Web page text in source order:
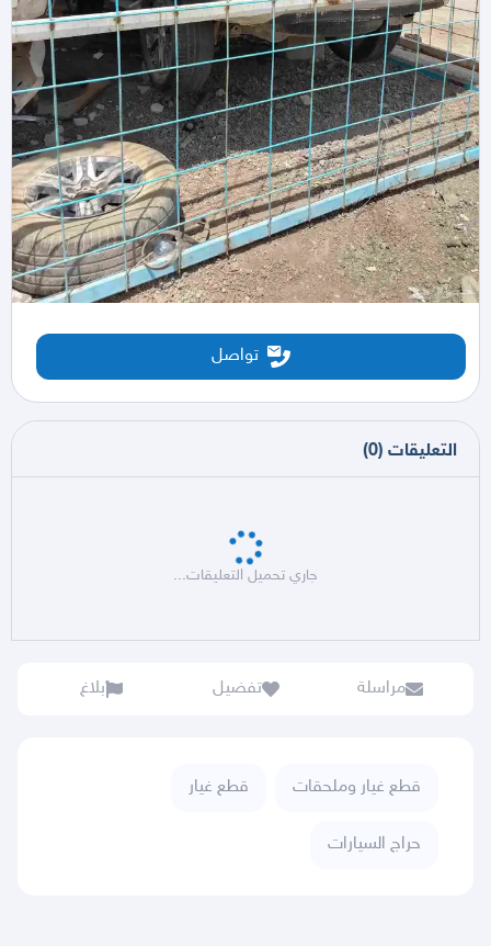
تواصل
التعليقات (
0
)
جاري تحميل التعليقات...
مراسلة تفضيل بلاغ
قطع غيار وملحقات قطع غيار
حراج السيارات